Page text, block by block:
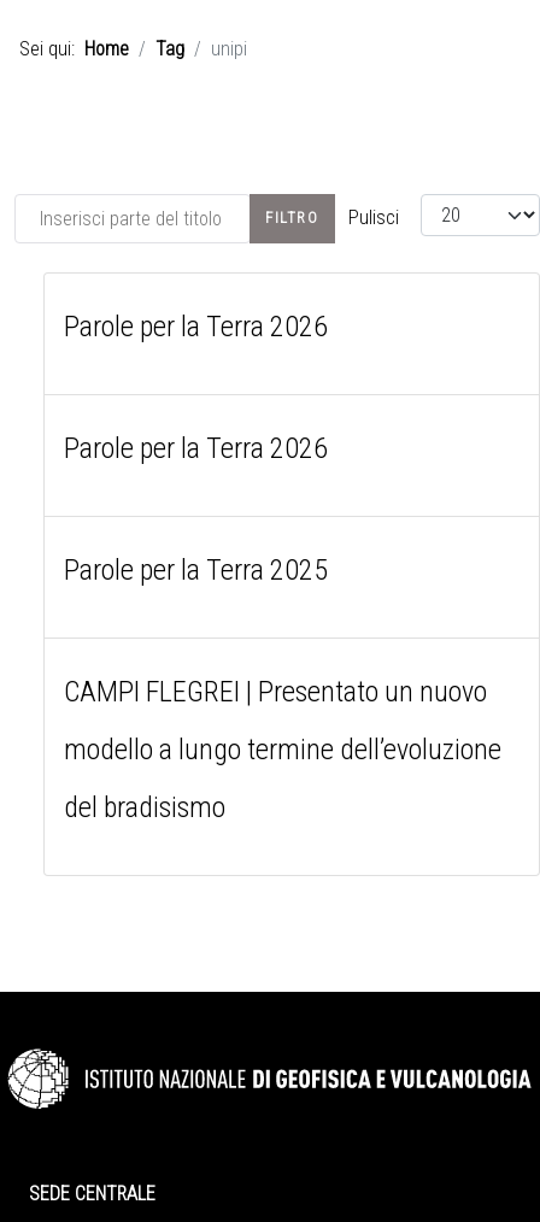
Sei qui: Home Tag unipi
Inserisci parte del titolo FILTRO Pulisci Visualizza #
Parole per la Terra 2026
Parole per la Terra 2026
Parole per la Terra 2025
CAMPI FLEGREI | Presentato un nuovo
modello a lungo termine dell’evoluzione
del bradisismo
SEDE CENTRALE